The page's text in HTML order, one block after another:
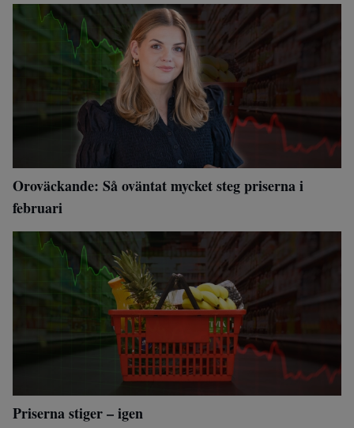
Oroväckande: Så oväntat mycket steg priserna i
februari
Priserna stiger – igen